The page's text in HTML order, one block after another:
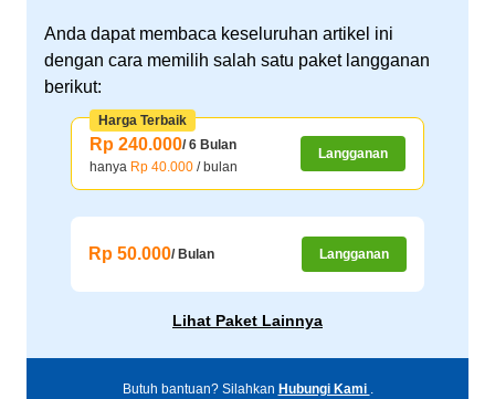
Anda dapat membaca keseluruhan artikel ini
dengan cara memilih salah satu paket langganan
berikut:
Rp 240.000/ 6 Bulan
hanya Rp 40.000 / bulan
Langganan
Harga Terbaik
Rp 50.000/ Bulan Langganan
Lihat Paket Lainnya
Butuh bantuan? Silahkan Hubungi Kami .